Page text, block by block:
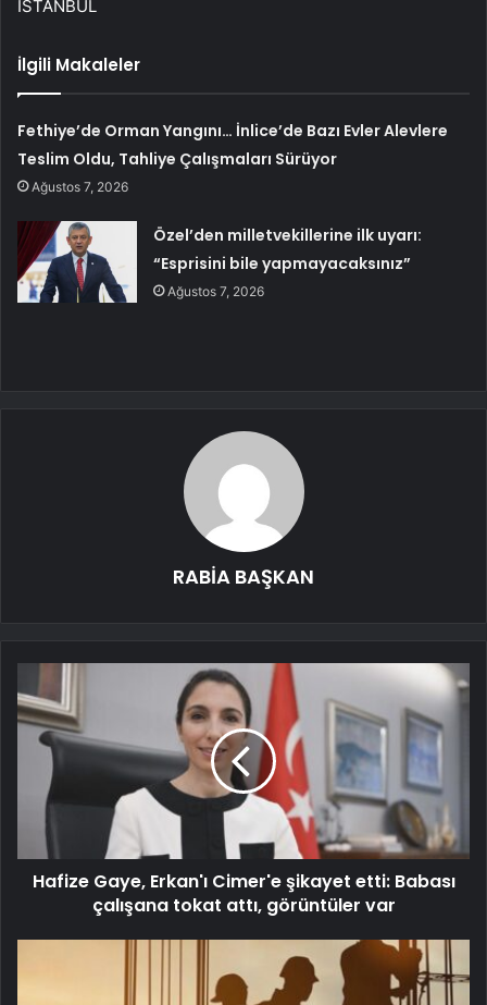
İSTANBUL
İlgili Makaleler
Fethiye’de Orman Yangını… İnlice’de Bazı Evler Alevlere
Teslim Oldu, Tahliye Çalışmaları Sürüyor
Ağustos 7, 2026
Özel’den milletvekillerine ilk uyarı:
“Esprisini bile yapmayacaksınız”
Ağustos 7, 2026
RABİA BAŞKAN
Hafize Gaye, Erkan'ı Cimer'e şikayet etti: Babası
çalışana tokat attı, görüntüler var